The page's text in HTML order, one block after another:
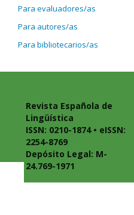
Para evaluadores/as
Para autores/as
Para bibliotecarios/as
Revista Española de
Lingüística
ISSN: 0210-1874 • eISSN:
2254-8769
Depósito Legal: M-
24.769-1971